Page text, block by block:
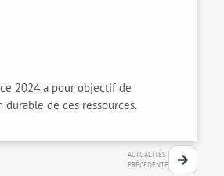
2024 a pour objectif de
de ces ressources.
ACTUALITÉS
PRÉCÉDENTE